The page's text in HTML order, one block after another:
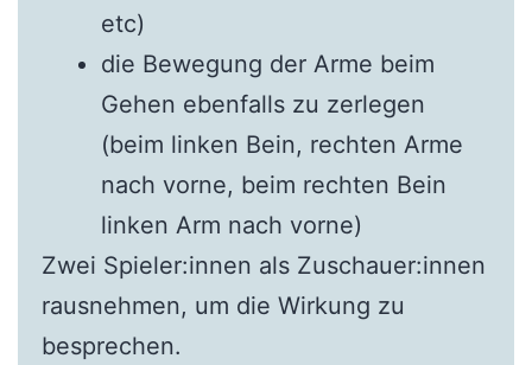
etc)
die Bewegung der Arme beim
Gehen ebenfalls zu zerlegen
(beim linken Bein, rechten Arme
nach vorne, beim rechten Bein
linken Arm nach vorne)
Zwei Spieler:innen als Zuschauer:innen
rausnehmen, um die Wirkung zu
besprechen.